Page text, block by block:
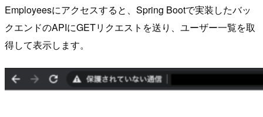
Employeesにアクセスすると、Spring Bootで実装したバッ
クエンドのAPIにGETリクエストを送り、ユーザー一覧を取
得して表示します。